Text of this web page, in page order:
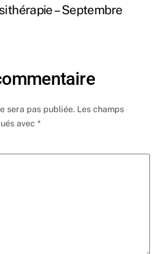
– Septembre
sera pas publiée. Les champs
avec*